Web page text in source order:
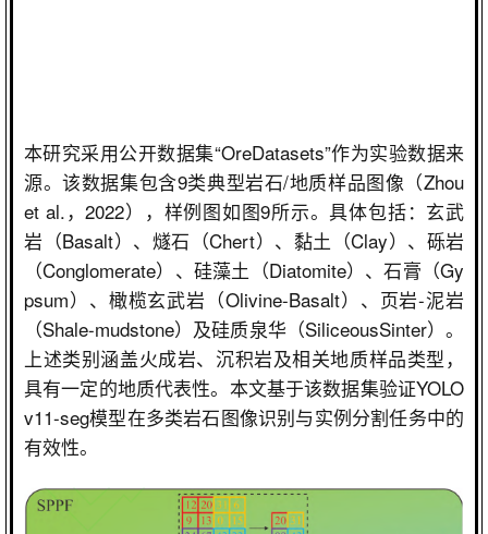
本研究采用公开数据集“OreDatasets”作为实验数据来
源。该数据集包含9类典型岩石/地质样品图像（Zhou
et al. ，2022），样例图如图9所示。具体包括：玄武
岩（Basalt）、燧石（Chert）、黏土（Clay）、砾岩
（Conglomerate）、硅藻土（Diatomite）、石膏（Gy
psum）、橄榄玄武岩（Olivine-Basalt）、页岩-泥岩
（Shale-mudstone）及硅质泉华（SiliceousSinter）。
上述类别涵盖火成岩、沉积岩及相关地质样品类型，
具有一定的地质代表性。本文基于该数据集验证YOLO
v11-seg模型在多类岩石图像识别与实例分割任务中的
有效性。